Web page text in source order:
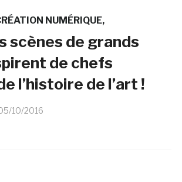
NUMÉRIQUE
scènes de grands
de chefs
l’histoire de l’art !
10/2016